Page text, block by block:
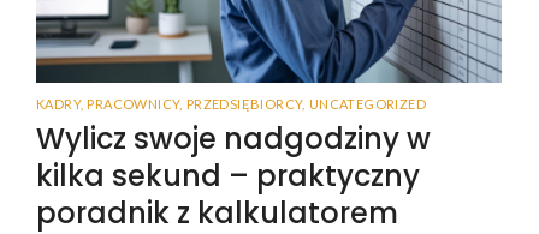
KADRY, PRACOWNICY, PRZEDSIĘBIORCY, UNCATEGORIZED
Wylicz swoje nadgodziny w
kilka sekund – praktyczny
poradnik z kalkulatorem